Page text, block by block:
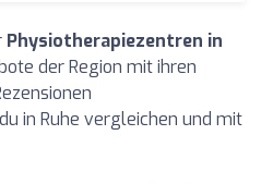
Physiotherapiezentren in
der Region mit ihren
in Ruhe vergleichen und mit